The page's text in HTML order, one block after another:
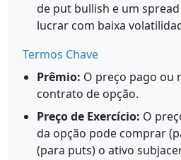
de put bullish e um
lucrar com baixa
Termos Chave
Prêmio: O preço pago ou
contrato de opção.
Preço de Exercício: O
da opção pode comprar
(para puts) o ativo